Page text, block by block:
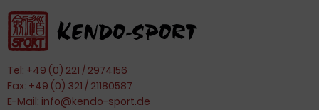
Tel: +49 (0) 221 / 2974156
Fax: +49 (0) 321 / 21180587
E-Mail: info@kendo-sport.de